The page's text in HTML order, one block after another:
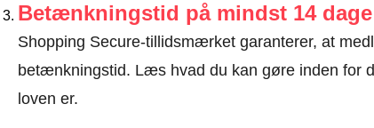
Betænkningstid på mindst 14 dage
Shopping Secure-tillidsmærket garanterer, at
betænkningstid. Læs hvad du kan gøre inden for
loven er.